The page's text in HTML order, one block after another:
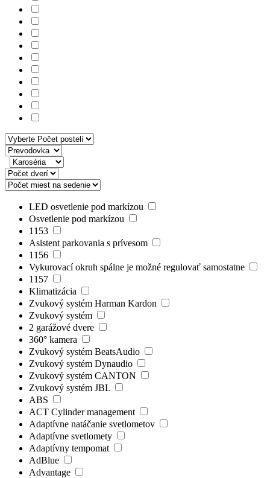
LED osvetlenie pod markízou
Osvetlenie pod markízou
1153
Asistent parkovania s prívesom
1156
Vykurovací okruh spálne je možné regulovať samostatne
1157
Klimatizácia
Zvukový systém Harman Kardon
Zvukový systém
2 garážové dvere
360° kamera
Zvukový systém BeatsAudio
Zvukový systém Dynaudio
Zvukový systém CANTON
Zvukový systém JBL
ABS
ACT Cylinder management
Adaptívne natáčanie svetlometov
Adaptívne svetlomety
Adaptívny tempomat
AdBlue
Advantage